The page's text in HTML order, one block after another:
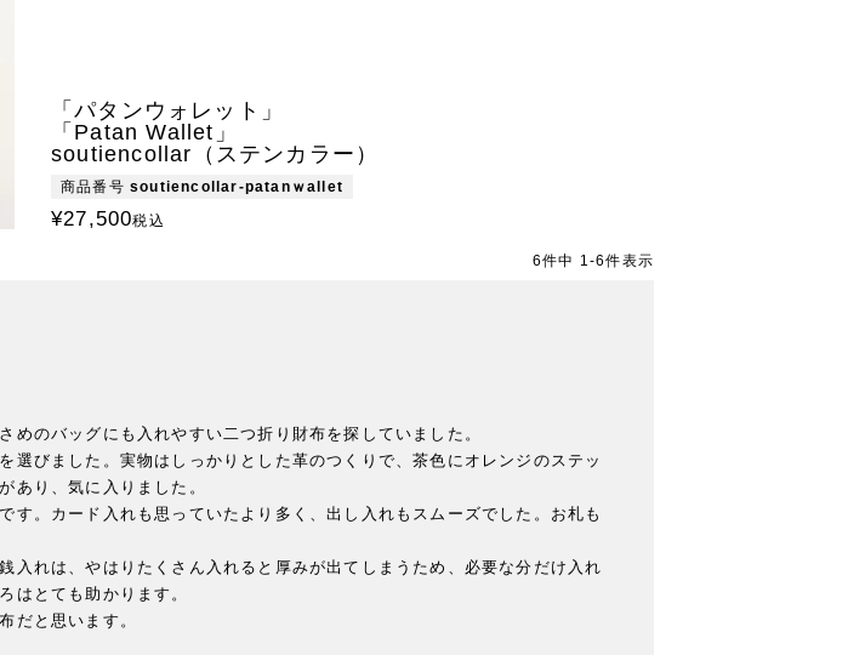
「パタンウォレット」
「Patan Wallet」
soutiencollar（ステンカラー）
商品番号 soutiencollar-patanｗallet
¥27,500税込
6件中 1-6件表示
のバッグにも入れやすい二つ折り財布を探していました。
びました。実物はしっかりとした革のつくりで、茶色にオレンジのステッ
あり、気に入りました。
。カード入れも思っていたより多く、出し入れもスムーズでした。お札も
れは、やはりたくさん入れると厚みが出てしまうため、必要な分だけ入れ
はとても助かります。